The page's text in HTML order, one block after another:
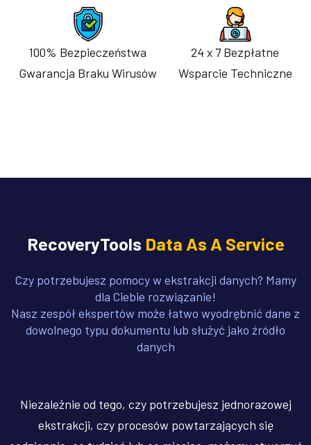
100% Bezpieczeństwa
Gwarancja Braku Wirusów
24 x 7 Bezpłatne
Wsparcie Techniczne
RecoveryTools Data As A Service
Czy potrzebujesz pomocy w ekstrakcji danych? Mamy
dla Ciebie rozwiązanie!
Nasz zespół ekspertów może łatwo wyodrębnić dane z
dowolnego typu dokumentu lub służyć jako źródło
danych
Niezależnie od tego, czy potrzebujesz jednorazowej
ekstrakcji, czy procesów powtarzających się